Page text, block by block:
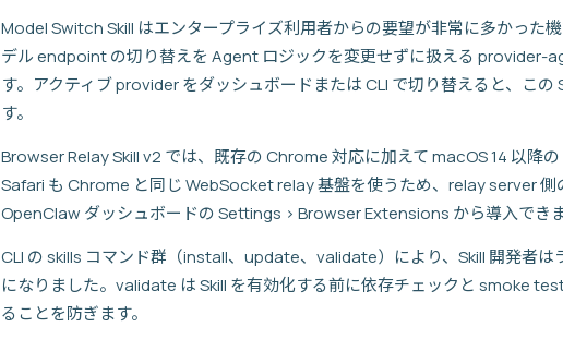
Model Switch Skill はエンタープライズ利用者からの要望が非常に多かった
デル endpoint の切り替えを Agent ロジックを変更せずに扱える provider-
す。アクティブ provider をダッシュボードまたは CLI で切り替えると、こ
す。
Browser Relay Skill v2 では、既存の Chrome 対応に加えて macOS 14 以降
Safari も Chrome と同じ WebSocket relay 基盤を使うため、relay server
OpenClaw ダッシュボードの Settings > Browser Extensions から導入できま
CLI の skills コマンド群（install、update、validate）により、Skill 開発者は
になりました。validate は Skill を有効化する前に依存チェックと smoke
ることを防ぎます。